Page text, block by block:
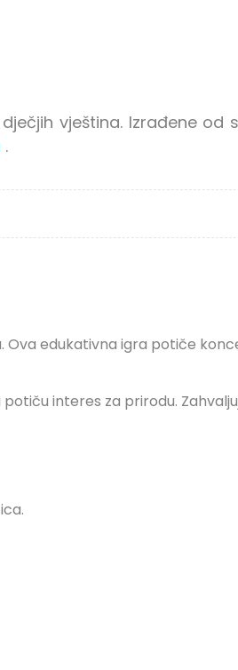
vještina. Izrađene od
.
Ova edukativna igra potiče
interes za prirodu.